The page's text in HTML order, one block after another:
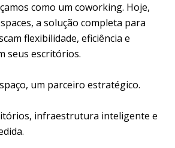
como um coworking. Hoje,
a solução completa para
flexibilidade, eficiência e
seus escritórios.
um parceiro estratégico.
infraestrutura inteligente e